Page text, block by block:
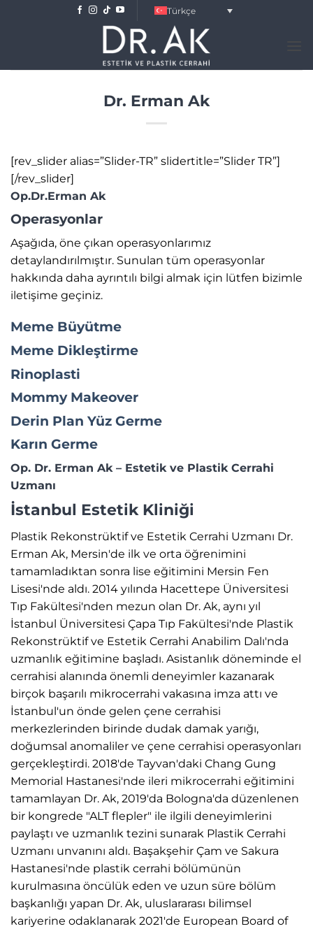
Türkçe
Dr. Erman Ak
[rev_slider alias=”Slider-TR” slidertitle=”Slider TR”]
[/rev_slider]
Op.Dr.Erman Ak
Operasyonlar
Aşağıda, öne çıkan operasyonlarımız
detaylandırılmıştır. Sunulan tüm operasyonlar
hakkında daha ayrıntılı bilgi almak için lütfen bizimle
iletişime geçiniz.
Meme Büyütme
Meme Dikleştirme
Rinoplasti
Mommy Makeover
Derin Plan Yüz Germe
Karın Germe
Op. Dr. Erman Ak – Estetik ve Plastik Cerrahi
Uzmanı
İstanbul Estetik Kliniği
Plastik Rekonstrüktif ve Estetik Cerrahi Uzmanı Dr.
Erman Ak, Mersin'de ilk ve orta öğrenimini
tamamladıktan sonra lise eğitimini Mersin Fen
Lisesi'nde aldı. 2014 yılında Hacettepe Üniversitesi
Tıp Fakültesi'nden mezun olan Dr. Ak, aynı yıl
İstanbul Üniversitesi Çapa Tıp Fakültesi'nde Plastik
Rekonstrüktif ve Estetik Cerrahi Anabilim Dalı'nda
uzmanlık eğitimine başladı. Asistanlık döneminde el
cerrahisi alanında önemli deneyimler kazanarak
birçok başarılı mikrocerrahi vakasına imza attı ve
İstanbul'un önde gelen çene cerrahisi
merkezlerinden birinde dudak damak yarığı,
doğumsal anomaliler ve çene cerrahisi operasyonları
gerçekleştirdi. 2018'de Tayvan'daki Chang Gung
Memorial Hastanesi'nde ileri mikrocerrahi eğitimini
tamamlayan Dr. Ak, 2019'da Bologna'da düzenlenen
bir kongrede "ALT flepler" ile ilgili deneyimlerini
paylaştı ve uzmanlık tezini sunarak Plastik Cerrahi
Uzmanı unvanını aldı. Başakşehir Çam ve Sakura
Hastanesi'nde plastik cerrahi bölümünün
kurulmasına öncülük eden ve uzun süre bölüm
başkanlığı yapan Dr. Ak, uluslararası bilimsel
kariyerine odaklanarak 2021'de European Board of